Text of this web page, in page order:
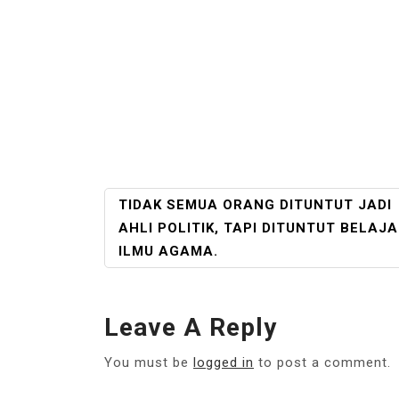
POST
NAVIGATION
TIDAK SEMUA ORANG DITUNTUT JADI
AHLI POLITIK, TAPI DITUNTUT
ILMU AGAMA.
Leave A Reply
You must be logged in to post a comment.